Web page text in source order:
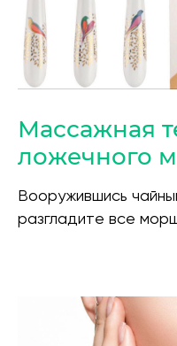
Массажная
ложечного
Вооружившись
разгладите все